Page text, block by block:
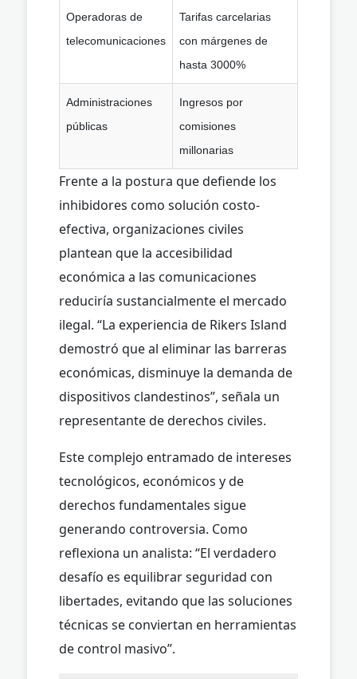
Operadoras de
telecomunicaciones
Tarifas carcelarias
con márgenes de
hasta 3000%
Administraciones
públicas
Ingresos por
comisiones
millonarias
Frente a la postura que defiende los
inhibidores como solución costo-
efectiva, organizaciones civiles
plantean que la accesibilidad
económica a las comunicaciones
reduciría sustancialmente el mercado
ilegal. “La experiencia de Rikers Island
demostró que al eliminar las barreras
económicas, disminuye la demanda de
dispositivos clandestinos”, señala un
representante de derechos civiles.
Este complejo entramado de intereses
tecnológicos, económicos y de
derechos fundamentales sigue
generando controversia. Como
reflexiona un analista: “El verdadero
desafío es equilibrar seguridad con
libertades, evitando que las soluciones
técnicas se conviertan en herramientas
de control masivo”.